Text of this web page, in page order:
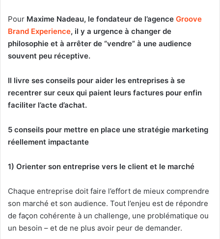
Pour Maxime Nadeau, le fondateur de l’agence Groove
Brand Experience, il y a urgence à changer de
philosophie et à arrêter de “vendre” à une audience
souvent peu réceptive.
Il livre ses conseils pour aider les entreprises à se
recentrer sur ceux qui paient leurs factures pour enfin
faciliter l’acte d’achat.
5 conseils pour mettre en place une stratégie marketing
réellement impactante
1) Orienter son entreprise vers le client et le marché
Chaque entreprise doit faire l’effort de mieux comprendre
son marché et son audience. Tout l’enjeu est de répondre
de façon cohérente à un challenge, une problématique ou
un besoin – et de ne plus avoir peur de demander.